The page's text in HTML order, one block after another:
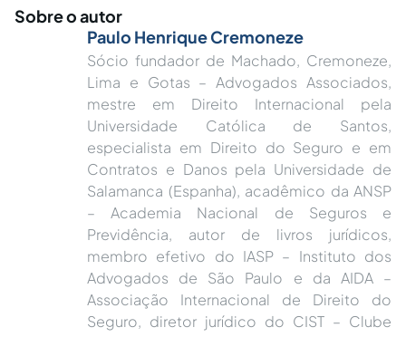
Sobre o autor
Paulo Henrique Cremoneze
Sócio fundador de Machado, Cremoneze,
Lima e Gotas – Advogados Associados,
mestre em Direito Internacional pela
Universidade Católica de Santos,
especialista em Direito do Seguro e em
Contratos e Danos pela Universidade de
Salamanca (Espanha), acadêmico da ANSP
– Academia Nacional de Seguros e
Previdência, autor de livros jurídicos,
membro efetivo do IASP – Instituto dos
Advogados de São Paulo e da AIDA –
Associação Internacional de Direito do
Seguro, diretor jurídico do CIST – Clube